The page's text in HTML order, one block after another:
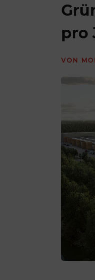
pro
VON